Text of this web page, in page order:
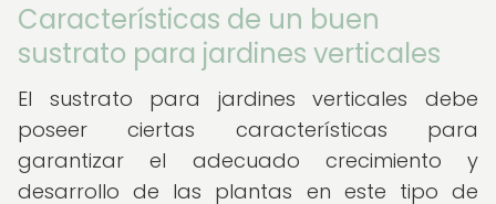
Características de un buen
sustrato para jardines verticales
El sustrato para jardines verticales debe
poseer ciertas características para
garantizar el adecuado crecimiento y
desarrollo de las plantas en este tipo de